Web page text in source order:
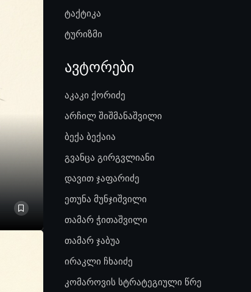
ტაქტიკა
ტურიზმი
ავტორები
აკაკი ქორიძე
არჩილ შიშმანაშვილი
ბექა ბექაია
გვანცა გირგვლიანი
დავით ჯაფარიძე
ეთუნა მუნჯიშვილი
თამარ ჭითაშვილი
თამარ ჯაბუა
ირაკლი ჩხაიძე
კომაროვის სტრატეგიული წრე